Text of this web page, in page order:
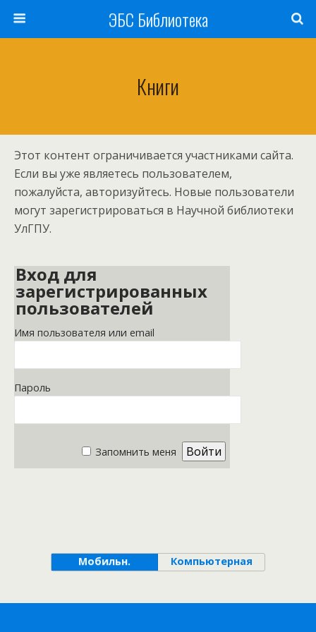
ЭБС Библиотека
Книги
Этот контент ограничивается участниками сайта.
Если вы уже являетесь пользователем,
пожалуйста, авторизуйтесь. Новые пользователи
могут зарегистрироваться в Научной библиотеки
УлГПУ.
Вход для
зарегистрированных
пользователей
Имя пользователя или email
Пароль
Запомнить меня
Мобильн. Компьютерная